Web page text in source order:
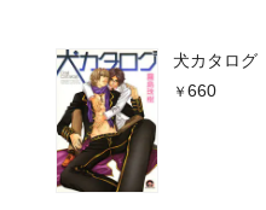
犬カタログ
660